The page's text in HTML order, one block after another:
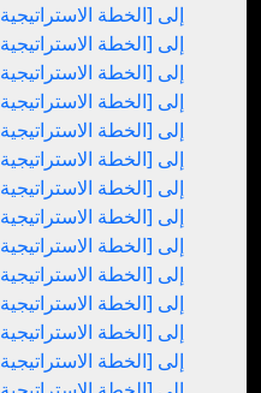
[الخطة الاستراتيجية 1] إلى [الخطة الاستراتيجية 2]
[الخطة الاستراتيجية 1] إلى [الخطة الاستراتيجية 2]
[الخطة الاستراتيجية 1] إلى [الخطة الاستراتيجية 2]
[الخطة الاستراتيجية 1] إلى [الخطة الاستراتيجية 2]
[الخطة الاستراتيجية 1] إلى [الخطة الاستراتيجية 2]
[الخطة الاستراتيجية 1] إلى [الخطة الاستراتيجية 2]
[الخطة الاستراتيجية 1] إلى [الخطة الاستراتيجية 2]
[الخطة الاستراتيجية 1] إلى [الخطة الاستراتيجية 2]
[الخطة الاستراتيجية 1] إلى [الخطة الاستراتيجية 2]
[الخطة الاستراتيجية 1] إلى [الخطة الاستراتيجية 2]
[الخطة الاستراتيجية 1] إلى [الخطة الاستراتيجية 2]
[الخطة الاستراتيجية 1] إلى [الخطة الاستراتيجية 2]
[الخطة الاستراتيجية 1] إلى [الخطة الاستراتيجية 2]